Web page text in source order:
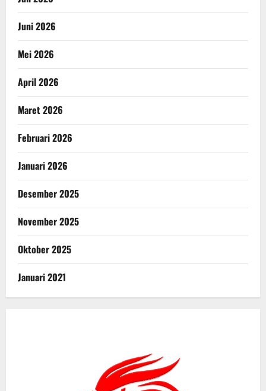
Juni 2026
Mei 2026
April 2026
Maret 2026
Februari 2026
Januari 2026
Desember 2025
November 2025
Oktober 2025
Januari 2021